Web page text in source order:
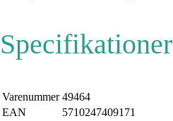
Specifikationer
Varenummer 49464
EAN
5710247409171